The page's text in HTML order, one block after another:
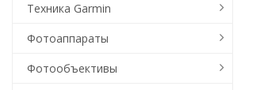
Техника Garmin
Фотоаппараты
Фотообъективы